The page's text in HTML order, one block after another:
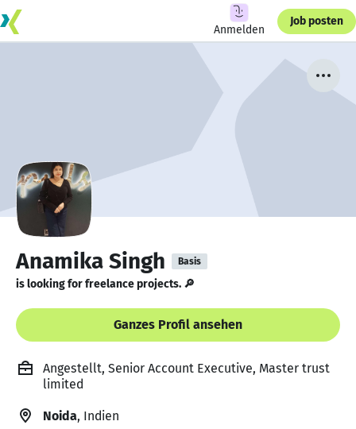
Anmelden
Job posten
Anamika Singh Basis
is looking for freelance projects. 🔎
Ganzes Profil ansehen
Angestellt, Senior Account Executive, Master trust
limited
Noida, Indien